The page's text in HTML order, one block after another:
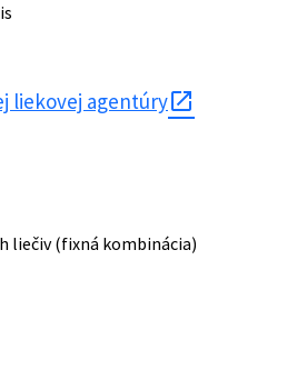
liekovej agentúry
liečiv (fixná kombinácia)